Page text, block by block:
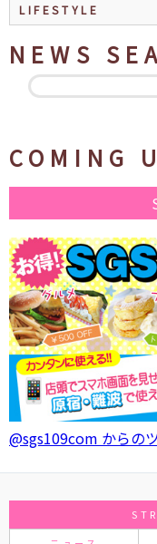
LIFESTYLE
NEWS
COMING
@sgs109com からの